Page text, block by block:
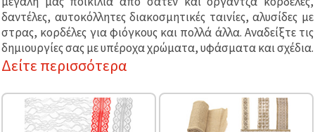
του
ιστότοπου,
βελτιώσουμε
την
εμπειρία
σας και, με
συγκατάθεσή
σας, να
αναλύουμε
δαντέλες, αυτοκόλλητες διακοσμητικές ταινίες, αλυσίδες με
στρας, κορδέλες για φιόγκους και πολλά άλλα. Αναδείξτε τις
δημιουργίες σας με υπέροχα χρώματα, υφάσματα και σχέδια.
Δείτε περισσότερα